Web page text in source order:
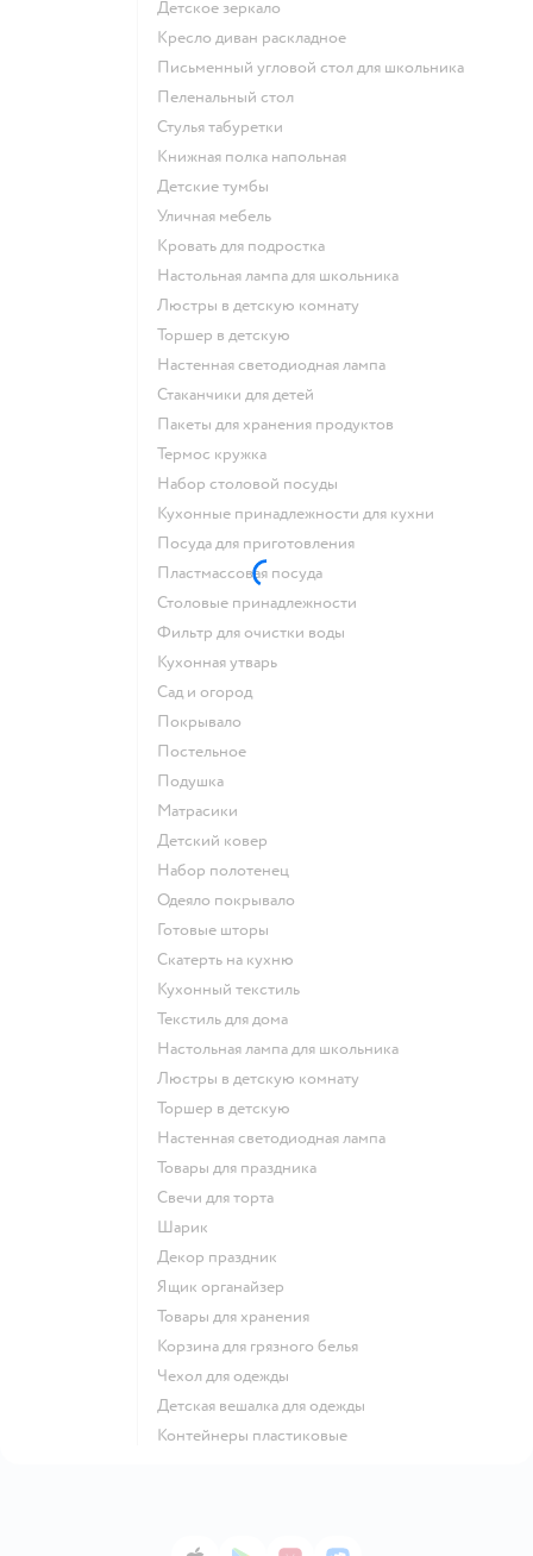
Детское зеркало
Кресло диван раскладное
Письменный угловой стол для школьника
Пеленальный стол
Стулья табуретки
Книжная полка напольная
Детские тумбы
Уличная мебель
Кровать для подростка
Настольная лампа для школьника
Люстры в детскую комнату
Торшер в детскую
Настенная светодиодная лампа
Стаканчики для детей
Пакеты для хранения продуктов
Термос кружка
Набор столовой посуды
Кухонные принадлежности для кухни
Посуда для приготовления
Пластмассовая посуда
Столовые принадлежности
Фильтр для очистки воды
Кухонная утварь
Сад и огород
Покрывало
Постельное
Подушка
Матрасики
Детский ковер
Набор полотенец
Одеяло покрывало
Готовые шторы
Скатерть на кухню
Кухонный текстиль
Текстиль для дома
Настольная лампа для школьника
Люстры в детскую комнату
Торшер в детскую
Настенная светодиодная лампа
Товары для праздника
Свечи для торта
Шарик
Декор праздник
Ящик органайзер
Товары для хранения
Корзина для грязного белья
Чехол для одежды
Детская вешалка для одежды
Контейнеры пластиковые